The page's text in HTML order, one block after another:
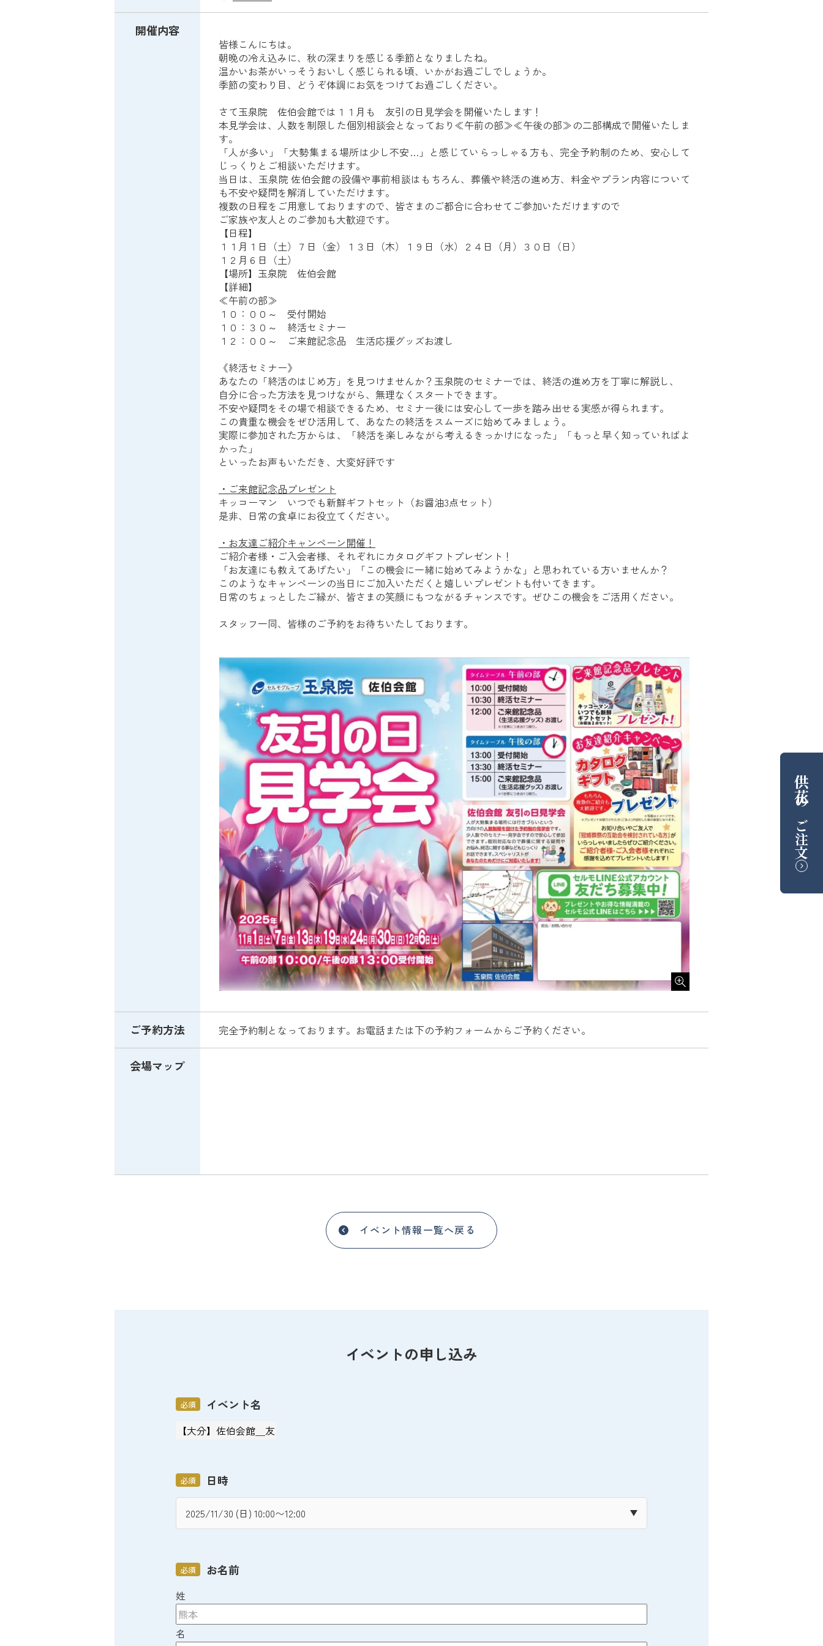
供花
の
ご注文
開催内容
皆様こんにちは。
朝晩の冷え込みに、秋の深まりを感じる季節となりましたね。
温かいお茶がいっそうおいしく感じられる頃、いかがお過ごしでしょうか。
季節の変わり目、どうぞ体調にお気をつけてお過ごしください。
さて玉泉院 佐伯会館では１１月も 友引の日見学会を開催いたします！
本見学会は、人数を制限した個別相談会となっており≪午前の部≫≪午後の部≫の二部構成で開催いたしま
す。
「人が多い」「大勢集まる場所は少し不安…」と感じていらっしゃる方も、完全予約制のため、安心して
じっくりとご相談いただけます。
当日は、玉泉院 佐伯会館の設備や事前相談はもちろん、葬儀や終活の進め方、料金やプラン内容について
も不安や疑問を解消していただけます。
複数の日程をご用意しておりますので、皆さまのご都合に合わせてご参加いただけますので
ご家族や友人とのご参加も大歓迎です。
【日程】
１１月１日（土）７日（金）１３日（木）１９日（水）２４日（月）３０日（日）
１２月６日（土）
【場所】玉泉院 佐伯会館
【詳細】
≪午前の部≫
１０：００～ 受付開始
１０：３０～ 終活セミナー
１２：００～ ご来館記念品 生活応援グッズお渡し
《終活セミナー》
あなたの「終活のはじめ方」を見つけませんか？玉泉院のセミナーでは、終活の進め方を丁寧に解説し、
自分に合った方法を見つけながら、無理なくスタートできます。
不安や疑問をその場で相談できるため、セミナー後には安心して一歩を踏み出せる実感が得られます。
この貴重な機会をぜひ活用して、あなたの終活をスムーズに始めてみましょう。
実際に参加された方からは、
「終活を楽しみながら考えるきっかけになった」「もっと早く知っていればよ
かった」
といったお声もいただき、大変好評です
・ご来館記念品プレゼント
キッコーマン いつでも新鮮ギフトセット（お醤油3点セット）
是非、日常の食卓にお役立てください。
・お友達ご紹介キャンペーン開催！
ご紹介者様・ご入会者様、それぞれにカタログギフトプレゼント！
「お友達にも教えてあげたい」「この機会に一緒に始めてみようかな」と思われている方いませんか？
このようなキャンペーンの当日にご加入いただくと嬉しいプレゼントも付いてきます。
日常のちょっとしたご縁が、皆さまの笑顔にもつながるチャンスです。ぜひこの機会をご活用ください。
スタッフ一同、皆様のご予約をお待ちいたしております。
ご予約方法 完全予約制となっております。お電話または下の予約フォームからご予約ください。
会場マップ
イベント情報一覧へ戻る
イベントの申し込み
イベント名
必須
日時
必須
お名前
必須
姓
名